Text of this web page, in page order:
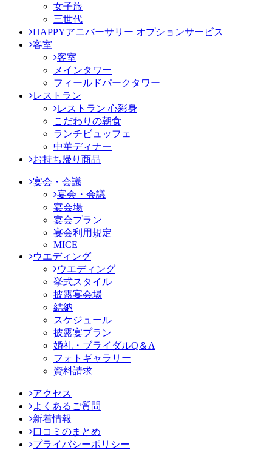
女子旅
三世代
HAPPYアニバーサリー オプションサービス
客室
客室
メインタワー
フィールドパークタワー
レストラン
レストラン 心彩身
こだわりの朝食
ランチビュッフェ
中華ディナー
お持ち帰り商品
宴会・会議
宴会・会議
宴会場
宴会プラン
宴会利用規定
MICE
ウエディング
ウエディング
挙式スタイル
披露宴会場
結納
スケジュール
披露宴プラン
婚礼・ブライダルQ＆A
フォトギャラリー
資料請求
アクセス
よくあるご質問
新着情報
口コミのまとめ
プライバシーポリシー